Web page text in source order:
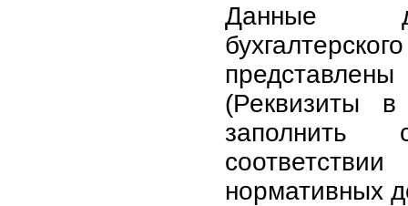
Данные
(Реквизиты
заполнить
нормативных